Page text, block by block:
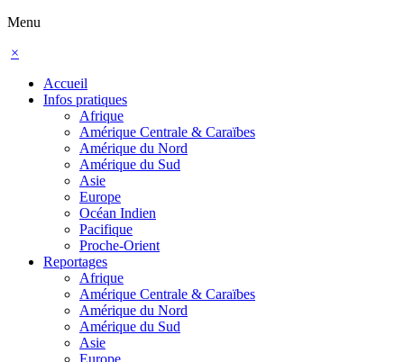
Menu
×
Accueil
Infos pratiques
Afrique
Amérique Centrale & Caraïbes
Amérique du Nord
Amérique du Sud
Asie
Europe
Océan Indien
Pacifique
Proche-Orient
Reportages
Afrique
Amérique Centrale & Caraïbes
Amérique du Nord
Amérique du Sud
Asie
Europe